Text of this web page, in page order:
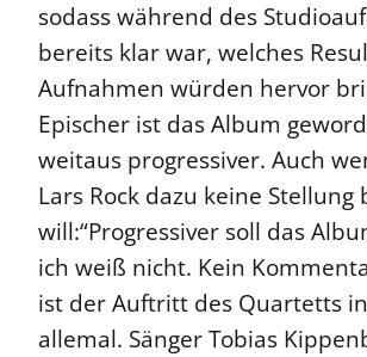
sodass während des
bereits klar war, welches
Aufnahmen würden hervor
Epischer ist das Album
weitaus progressiver. Auch
Lars Rock dazu keine Stellung
will:“Progressiver soll das
ich weiß nicht. Kein
ist der Auftritt des Quartetts
allemal. Sänger Tobias